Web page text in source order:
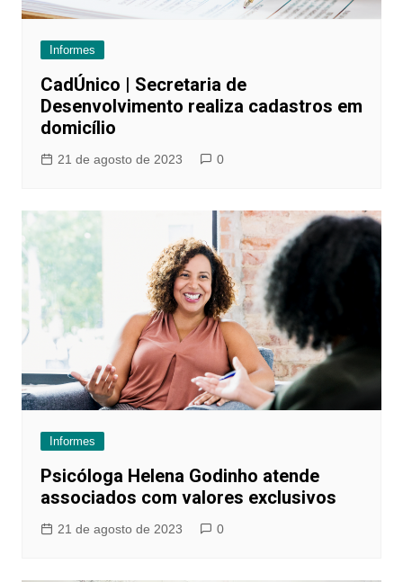
Informes
CadÚnico | Secretaria de
Desenvolvimento realiza cadastros em
domicílio
21 de agosto de 2023 0
Informes
Psicóloga Helena Godinho atende
associados com valores exclusivos
21 de agosto de 2023 0